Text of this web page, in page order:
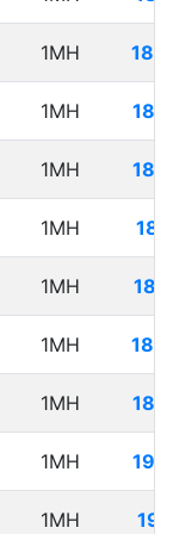
1MH
1MH
1MH
1MH
1MH
1MH
1MH
1MH
1MH